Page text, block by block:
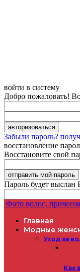
войти в систему
Добро пожаловать!
Забыли пароль?
восстановление
Восстановите свой
Пароль будет выслан
Фото волос,
Главная
Модные
Уход за
Как